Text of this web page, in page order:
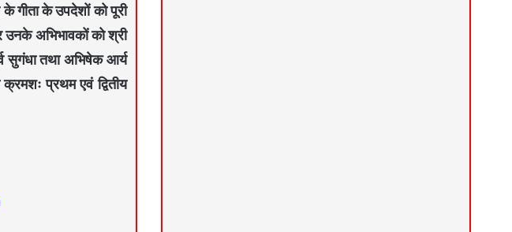
गीता के उपदेशों को पूरी
उनके अभिभावकों को श्री
सुगंधा तथा अभिषेक आर्य
प्रथम एवं द्वितीय